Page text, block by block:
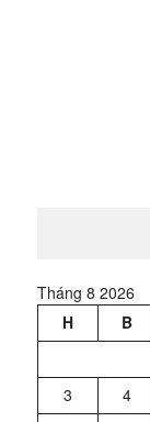
Tháng 8 2026
H
B
3
4